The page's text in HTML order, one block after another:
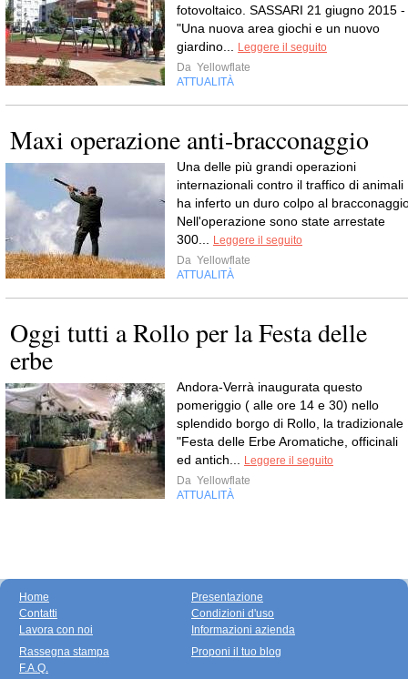
fotovoltaico. SASSARI 21 giugno 2015 -
"Una nuova area giochi e un nuovo
giardino...
Leggere il seguito
Da Yellowflate
ATTUALITÀ
Maxi operazione anti-bracconaggio
Una delle più grandi operazioni
internazionali contro il traffico di animali
ha inferto un duro colpo al
Nell'operazione sono state arrestate
300...
Leggere il seguito
Da Yellowflate
ATTUALITÀ
Oggi tutti a Rollo per la Festa delle
erbe
Andora-Verrà inaugurata questo
pomeriggio ( alle ore 14 e 30) nello
splendido borgo di Rollo, la tradizionale
"Festa delle Erbe Aromatiche, officinali
ed antich...
Leggere il seguito
Da Yellowflate
ATTUALITÀ
Home
Contatti
Lavora con noi
Presentazione
Condizioni d'uso
Informazioni azienda
Rassegna stampa
F.A.Q.
Proponi il tuo blog